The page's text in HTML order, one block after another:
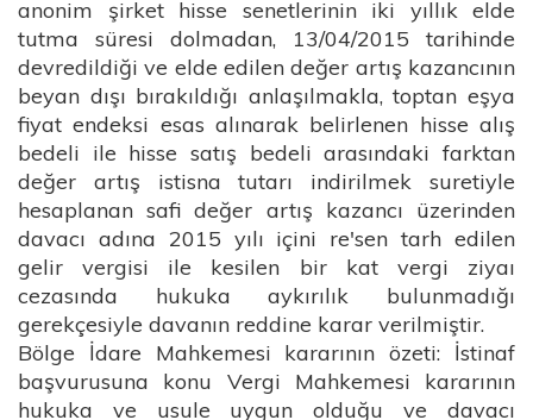
anonim şirket hisse senetlerinin iki yıllık elde
tutma süresi dolmadan, 13/04/2015 tarihinde
devredildiği ve elde edilen değer artış kazancının
beyan dışı bırakıldığı anlaşılmakla, toptan eşya
fiyat endeksi esas alınarak belirlenen hisse alış
bedeli ile hisse satış bedeli arasındaki farktan
değer artış istisna tutarı indirilmek suretiyle
hesaplanan safi değer artış kazancı üzerinden
davacı adına 2015 yılı içini re'sen tarh edilen
gelir vergisi ile kesilen bir kat vergi ziyaı
cezasında hukuka aykırılık bulunmadığı
gerekçesiyle davanın reddine karar verilmiştir.
Bölge İdare Mahkemesi kararının özeti: İstinaf
başvurusuna konu Vergi Mahkemesi kararının
hukuka ve usule uygun olduğu ve davacı